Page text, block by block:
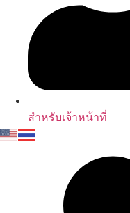
สำหรับเจ้าหน้าที่